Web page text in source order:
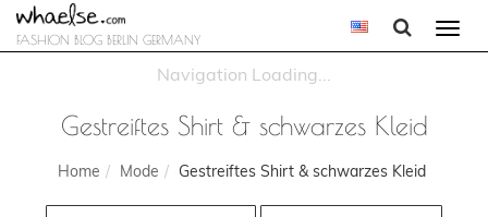
FASHION BLOG BERLIN GERMANY
Gestreiftes Shirt & schwarzes Kleid
Home Mode Gestreiftes Shirt & schwarzes Kleid